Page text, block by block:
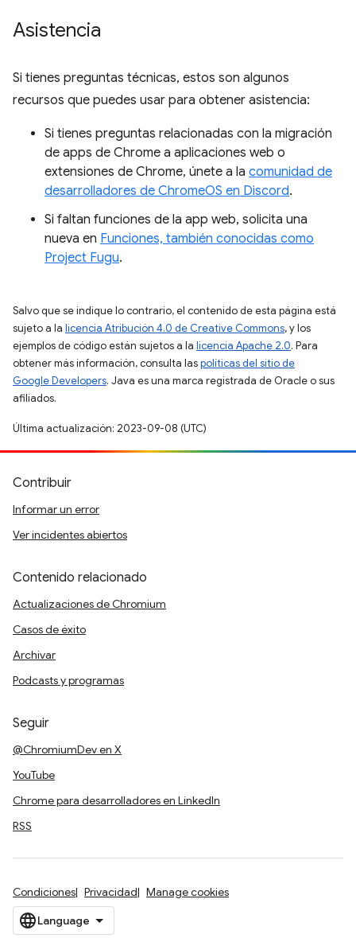
Asistencia
Si tienes preguntas técnicas, estos son algunos
recursos que puedes usar para obtener asistencia:
Si tienes preguntas relacionadas con la migración
de apps de Chrome a aplicaciones web o
extensiones de Chrome, únete a la comunidad de
desarrolladores de ChromeOS en Discord.
Si faltan funciones de la app web, solicita una
nueva en Funciones, también conocidas como
Project Fugu.
Salvo que se indique lo contrario, el contenido de esta página está
sujeto a la licencia Atribución 4.0 de Creative Commons, y los
ejemplos de código están sujetos a la licencia Apache 2.0. Para
obtener más información, consulta laspolíticas del sitio de
Google Developers. Java es una marca registrada de Oracle o sus
afiliados.
Última actualización: 2023-09-08 (UTC)
Contribuir
Informar un error
Ver incidentes abiertos
Contenido relacionado
Actualizaciones de Chromium
Casos de éxito
Archivar
Podcasts y programas
Seguir
@ChromiumDev en X
YouTube
Chrome para desarrolladores en LinkedIn
RSS
Condiciones Privacidad Manage cookies